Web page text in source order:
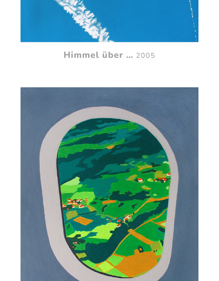
Himmel über … 2005